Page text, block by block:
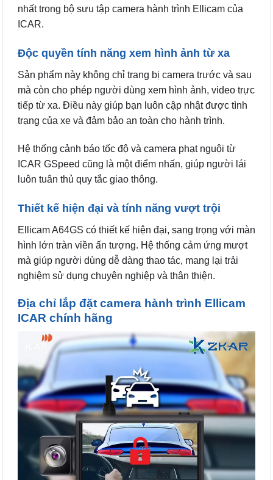
nhất trong bộ sưu tập camera hành trình Ellicam của
ICAR.
Độc quyền tính năng xem hình ảnh từ xa
Sản phẩm này không chỉ trang bị camera trước và sau
mà còn cho phép người dùng xem hình ảnh, video trực
tiếp từ xa. Điều này giúp bạn luôn cập nhật được tình
trạng của xe và đảm bảo an toàn cho hành trình.
Hệ thống cảnh báo tốc độ và camera phạt nguội từ
ICAR GSpeed cũng là một điểm nhấn, giúp người lái
luôn tuân thủ quy tắc giao thông.
Thiết kế hiện đại và tính năng vượt trội
Ellicam A64GS có thiết kế hiện đại, sang trọng với màn
hình lớn tràn viền ấn tượng. Hệ thống cảm ứng mượt
mà giúp người dùng dễ dàng thao tác, mang lại trải
nghiệm sử dụng chuyên nghiệp và thân thiện.
Địa chỉ lắp đặt camera hành trình Ellicam
ICAR chính hãng